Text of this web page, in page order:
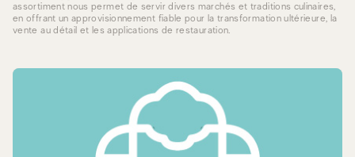
assortiment nous permet de servir divers marchés et traditions culinaires,
en offrant un approvisionnement fiable pour la transformation ultérieure, la
vente au détail et les applications de restauration.